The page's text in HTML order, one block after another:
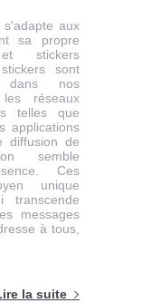
aux
sa propre
stickers
sont
dans nos
réseaux
telles que
applications
diffusion de
semble
Ces
unique
transcende
messages
à tous,
la suite